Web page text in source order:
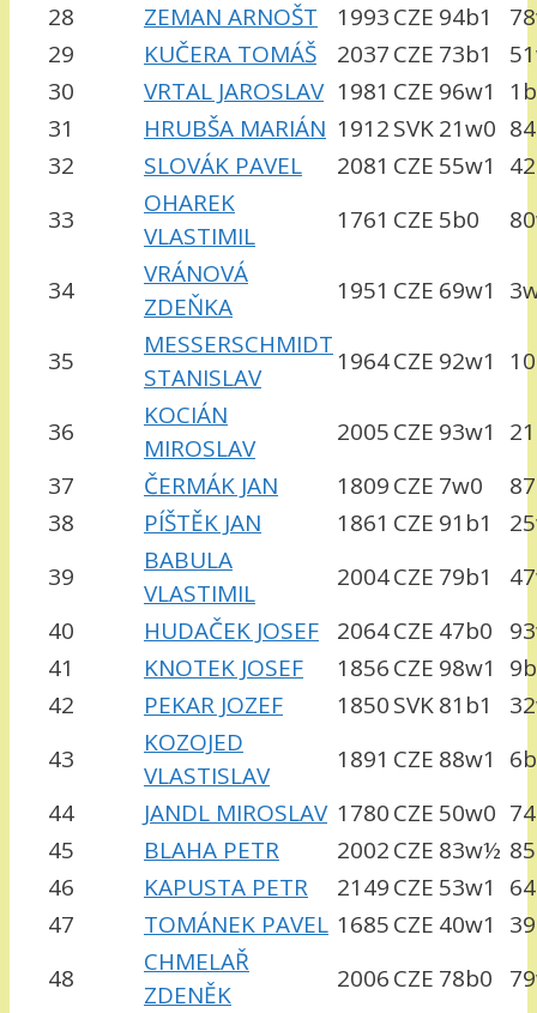
28
ZEMAN ARNOŠT 1993CZE 94b1
29
KUČERA TOMÁŠ 2037CZE 73b1
30
VRTAL JAROSLAV 1981 CZE 96w1
31
HRUBŠA MARIÁN 1912SVK21w0
32
SLOVÁK PAVEL 2081 CZE 55w1
33
OHAREK
VLASTIMIL
1761 CZE 5b0
34
VRÁNOVÁ
ZDEŇKA
1951 CZE 69w1
35
MESSERSCHMIDT
STANISLAV
1964CZE 92w1
36
KOCIÁN
MIROSLAV
2005CZE 93w1
37
ČERMÁK JAN 1809CZE 7w0
38
PÍŠTĚK JAN 1861 CZE 91b1
39
BABULA
VLASTIMIL
2004CZE 79b1
40
HUDAČEK JOSEF 2064CZE 47b0
41
KNOTEK JOSEF 1856CZE 98w1
42
PEKAR JOZEF 1850SVK81b1
43
KOZOJED
VLASTISLAV
1891 CZE 88w1
44
JANDL MIROSLAV 1780CZE 50w0
45
BLAHA PETR 2002CZE 83w½
46
KAPUSTA PETR 2149CZE 53w1
47
TOMÁNEK PAVEL 1685CZE 40w1
48
CHMELAŘ
ZDENĚK
2006CZE 78b0